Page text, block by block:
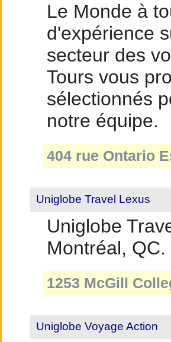
Le Monde à
d'expérience
secteur des
Tours vous
sélectionnés
notre équipe.
404 rue Ontario
Uniglobe Travel Lexus
Uniglobe
Montréal, QC.
1253 McGill
Uniglobe Voyage Action